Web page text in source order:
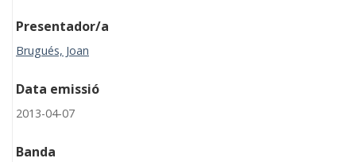
Presentador/a
Brugués, Joan
Data emissió
2013-04-07
Banda